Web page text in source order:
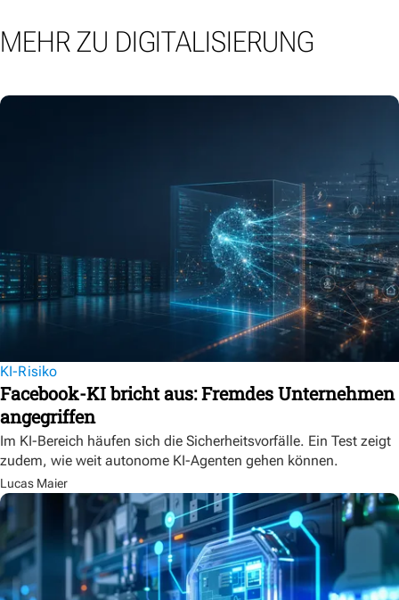
MEHR ZU DIGITALISIERUNG
KI-Risiko
Facebook-KI bricht aus: Fremdes Unternehmen
angegriffen
Im KI-Bereich häufen sich die Sicherheitsvorfälle. Ein Test zeigt
zudem, wie weit autonome KI-Agenten gehen können.
Lucas Maier